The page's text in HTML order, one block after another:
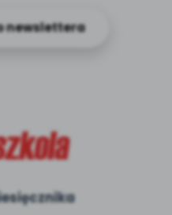
newslettera